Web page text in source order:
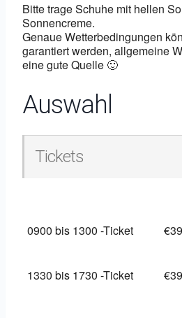
Bitte trage Schuhe mit hellen
Sonnencreme.
Genaue Wetterbedingungen
garantiert werden, allgemeine
eine gute Quelle 🙂
Auswahl
Tickets
0900 bis 1300 -Ticket
1330 bis 1730 -Ticket